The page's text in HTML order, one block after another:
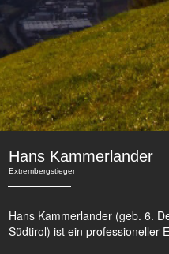
Hans Kammerlander
Extrembergstieger
Hans Kammerlander (geb. 6.
Südtirol) ist ein professioneller